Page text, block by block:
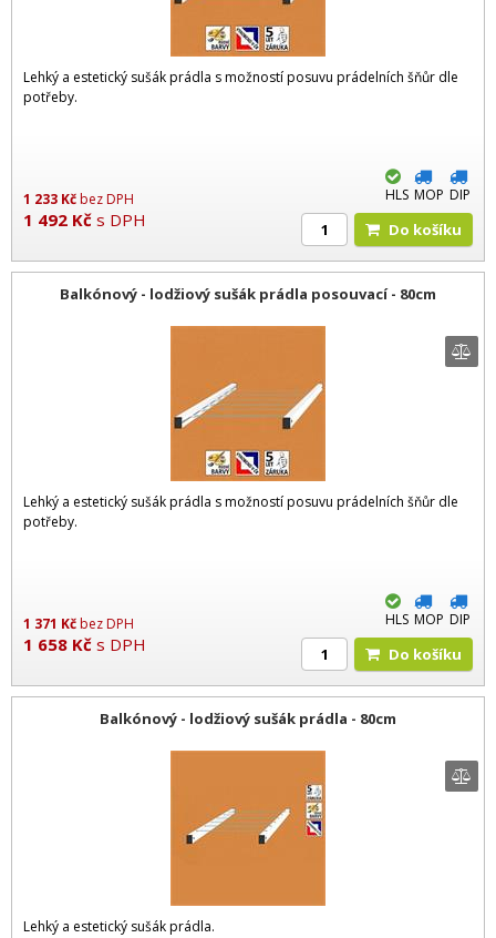
Lehký a estetický sušák prádla s možností posuvu prádelních šňůr dle
potřeby.
1 233 Kčbez DPH
1 492 Kč s DPH
HLS MOP DIP
Do košíku
Balkónový - lodžiový sušák prádla posouvací - 80cm
Lehký a estetický sušák prádla s možností posuvu prádelních šňůr dle
potřeby.
1 371 Kčbez DPH
1 658 Kč s DPH
HLS MOP DIP
Do košíku
Balkónový - lodžiový sušák prádla - 80cm
Lehký a estetický sušák prádla.